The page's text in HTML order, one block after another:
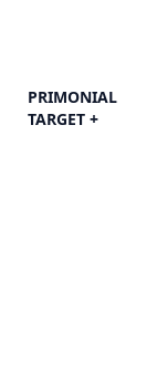
PRIMONIAL
TARGET +